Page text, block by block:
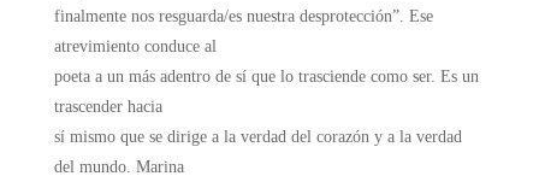
finalmente nos resguarda/es nuestra desprotección”. Ese
atrevimiento conduce al
poeta a un más adentro de sí que lo trasciende como ser. Es un
trascender hacia
sí mismo que se dirige a la verdad del corazón y a la verdad
del mundo. Marina